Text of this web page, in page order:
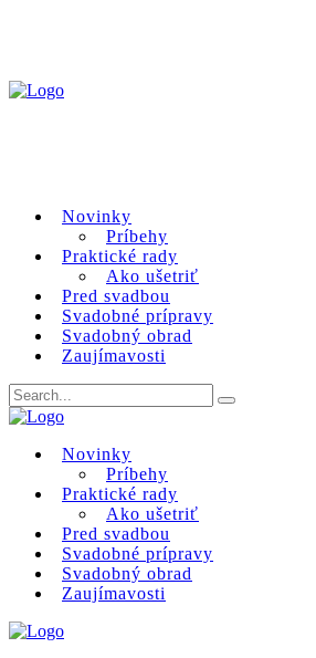
Novinky
Príbehy
Praktické rady
Ako ušetriť
Pred svadbou
Svadobné prípravy
Svadobný obrad
Zaujímavosti
Novinky
Príbehy
Praktické rady
Ako ušetriť
Pred svadbou
Svadobné prípravy
Svadobný obrad
Zaujímavosti